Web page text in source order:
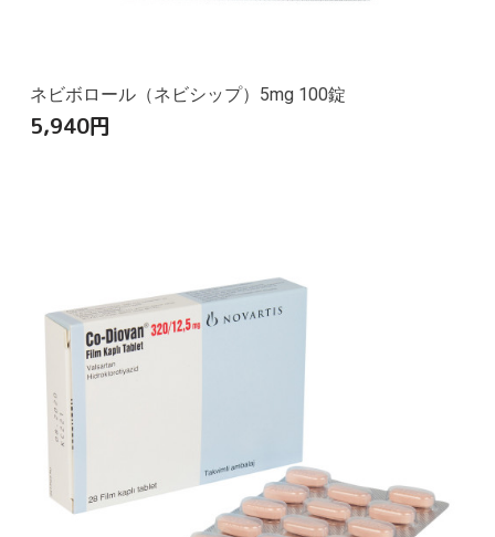
ネビボロール（ネビシップ）5mg 100錠
5,940円